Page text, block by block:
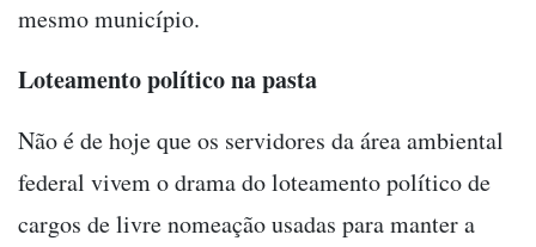
mesmo município.
Loteamento político na pasta
Não é de hoje que os servidores da área ambiental
federal vivem o drama do loteamento político de
cargos de livre nomeação usadas para manter a